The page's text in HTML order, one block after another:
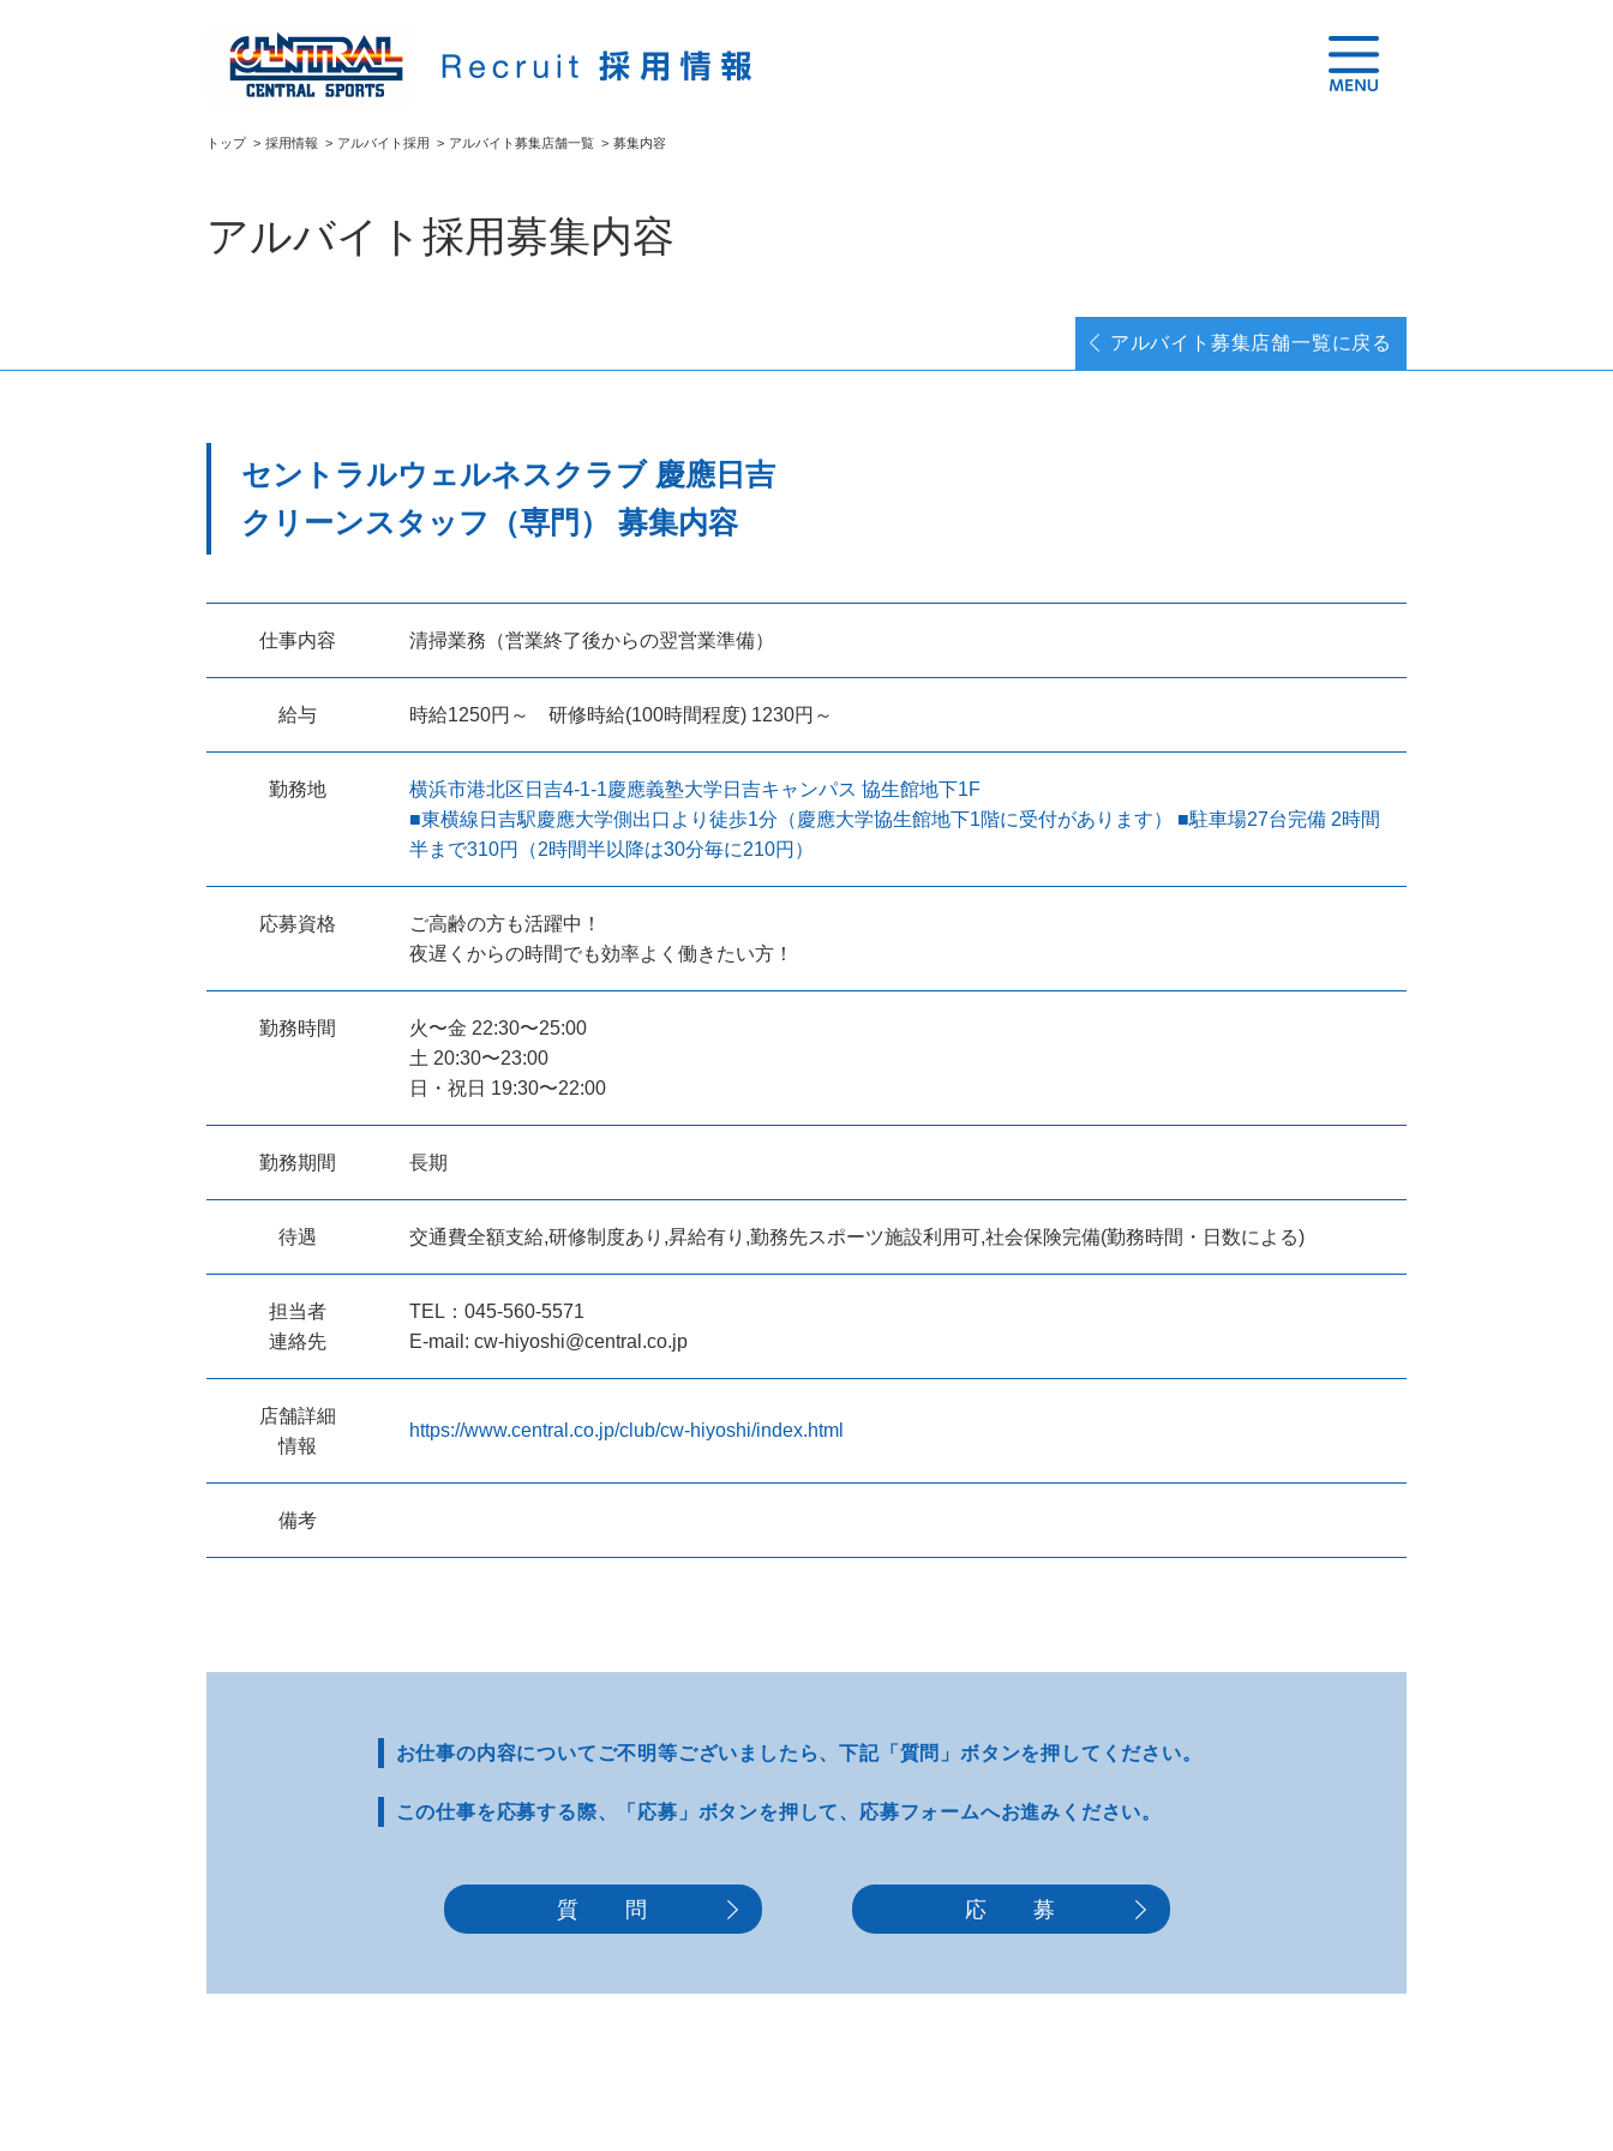
トップ> 採用情報 > アルバイト採用 > アルバイト募集店舗一覧 > 募集内容
アルバイト採用募集内容
アルバイト募集店舗一覧に戻る
セントラルウェルネスクラブ 慶應日吉
クリーンスタッフ（専門） 募集内容
仕事内容 清掃業務（営業終了後からの翌営業準備）
給与 時給1250円～ 研修時給(100時間程度) 1230円～
勤務地
横浜市港北区日吉4-1-1慶應義塾大学日吉キャンパス 協生館地下1F
■東横線日吉駅慶應大学側出口より徒歩1分（慶應大学協生館地下1階に受付があります） ■駐車場27台完備 2時間
半まで310円（2時間半以降は30分毎に210円）
応募資格
ご高齢の方も活躍中！
夜遅くからの時間でも効率よく働きたい方！
勤務時間
火〜金 22:30〜25:00
土 20:30〜23:00
日・祝日 19:30〜22:00
勤務期間 長期
待遇 交通費全額支給,研修制度あり,昇給有り,勤務先スポーツ施設利用可,社会保険完備(勤務時間・日数による)
担当者
連絡先
TEL：045-560-5571
E-mail: cw-hiyoshi@central.co.jp
店舗詳細
情報
https://www.central.co.jp/club/cw-hiyoshi/index.html
備考
お仕事の内容についてご不明等ございましたら、下記「質問」ボタンを押してください。
この仕事を応募する際、 「応募」ボタンを押して、 応募フォームへお進みください。
質 問 応 募